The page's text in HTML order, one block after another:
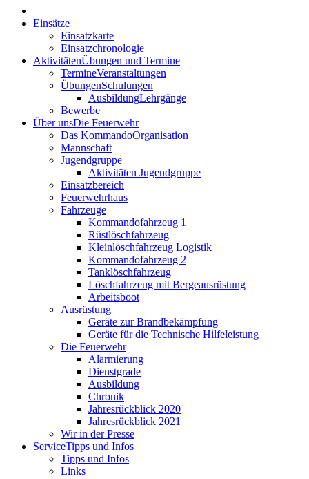
Einsätze
Einsatzkarte
Einsatzchronologie
AktivitätenÜbungen und Termine
TermineVeranstaltungen
ÜbungenSchulungen
AusbildungLehrgänge
Bewerbe
Über unsDie Feuerwehr
Das KommandoOrganisation
Mannschaft
Jugendgruppe
Aktivitäten Jugendgruppe
Einsatzbereich
Feuerwehrhaus
Fahrzeuge
Kommandofahrzeug 1
Rüstlöschfahrzeug
Kleinlöschfahrzeug Logistik
Kommandofahrzeug 2
Tanklöschfahrzeug
Löschfahrzeug mit Bergeausrüstung
Arbeitsboot
Ausrüstung
Geräte zur Brandbekämpfung
Geräte für die Technische Hilfeleistung
Die Feuerwehr
Alarmierung
Dienstgrade
Ausbildung
Chronik
Jahresrückblick 2020
Jahresrückblick 2021
Wir in der Presse
ServiceTipps und Infos
Tipps und Infos
Links